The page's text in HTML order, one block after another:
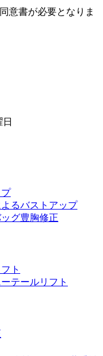
意書が必要となりま
るバストアップ
グ豊胸修正
ト
テールリフト